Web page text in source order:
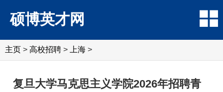
硕博英才网
主页 > 高校招聘 > 上海 >
复旦大学马克思主义学院2026年招聘青